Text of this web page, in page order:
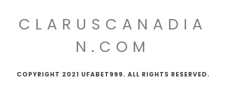
CLARUSCANADIA
N.COM
COPYRIGHT 2021 UFABET999. ALL RIGHTS RESERVED.